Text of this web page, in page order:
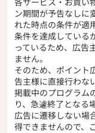
ン期間が予告なしに
れた時点の条件が適
条件を達成している
っているため、広告
ません。
そのため、ポイント
告主様に直接行わな
掲載中のプログラム
り、急遽終了となる
広告に遷移しない場
得できませんので、